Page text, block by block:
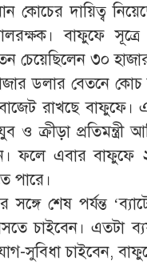
কোচের দায়িত্ব
বাফুফে
চেয়েছিলেন ৩০
ডলার বেতনে
রাখছে বাফুফে।
ও ক্রীড়া
ফলে এবার বাফুফে
পারে।
সঙ্গে শেষ পর্যন্ত
চাইবেন। এতটা
সুবিধা চাইবেন,